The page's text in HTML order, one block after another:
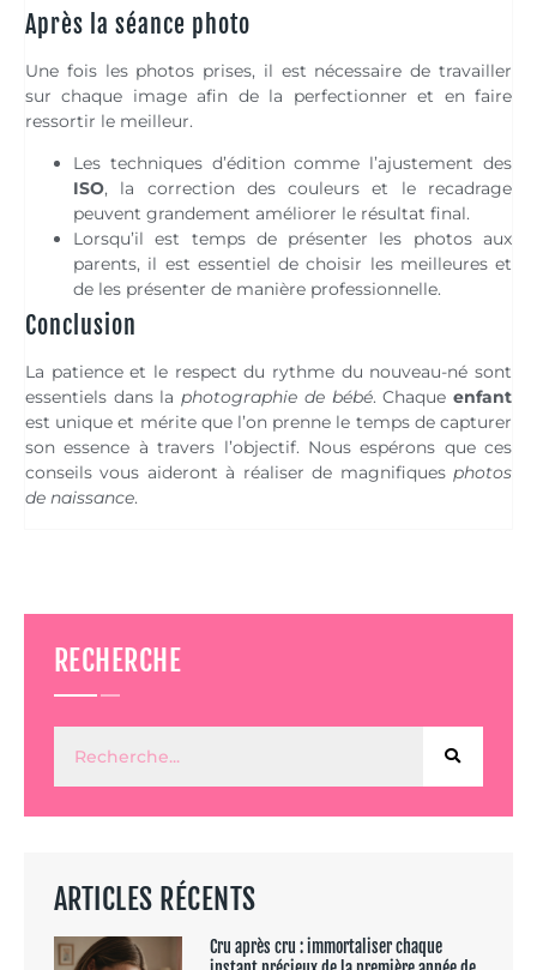
Après la séance photo
Une fois les photos prises, il est nécessaire de travailler
sur chaque image afin de la perfectionner et en faire
ressortir le meilleur.
Les techniques d’édition comme l’ajustement des
ISO, la correction des couleurs et le recadrage
peuvent grandement améliorer le résultat final.
Lorsqu’il est temps de présenter les photos aux
parents, il est essentiel de choisir les meilleures et
de les présenter de manière professionnelle.
Conclusion
La patience et le respect du rythme du nouveau-né sont
essentiels dans laphotographie de bébé. Chaqueenfant
est unique et mérite que l’on prenne le temps de capturer
son essence à travers l’objectif. Nous espérons que ces
conseils vous aideront à réaliser de magnifiques photos
de naissance.
RECHERCHE
ARTICLES RÉCENTS
Cru après cru : immortaliser chaque